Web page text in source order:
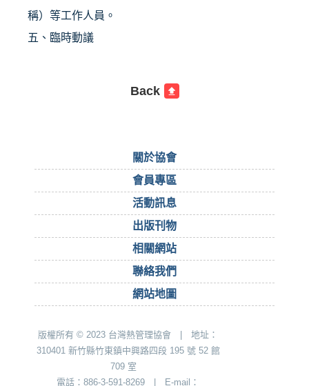
稱）等工作人員。
五、臨時動議
Back
關於協會
會員專區
活動訊息
出版刊物
相關網站
聯絡我們
網站地圖
版權所有 © 2023 台灣熱管理協會 | 地址：
310401 新竹縣竹東鎮中興路四段 195 號 52 館
709 室
電話：886-3-591-8269 | E-mail：